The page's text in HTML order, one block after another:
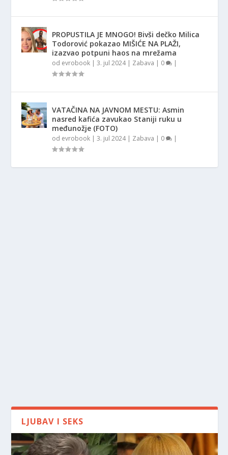
PROPUSTILA JE MNOGO! Bivši dečko Milica
Todorović pokazao MIŠIĆE NA PLAŽI,
izazvao potpuni haos na mrežama
od evrobook |3. jul 2024| Zabava | 0 |
VATAČINA NA JAVNOM MESTU: Asmin
nasred kafića zavukao Staniji ruku u
međunožje (FOTO)
od evrobook |3. jul 2024| Zabava | 0 |
LJUBAV I SEKS